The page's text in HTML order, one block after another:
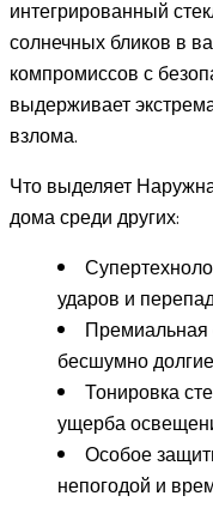
интегрированный
солнечных бликов в
компромиссов с
выдерживает
взлома.
Что выделяет
дома среди других:
ударов и
Премиальная
бесшумно
Тонировка
ущерба
Особое
непогодой и